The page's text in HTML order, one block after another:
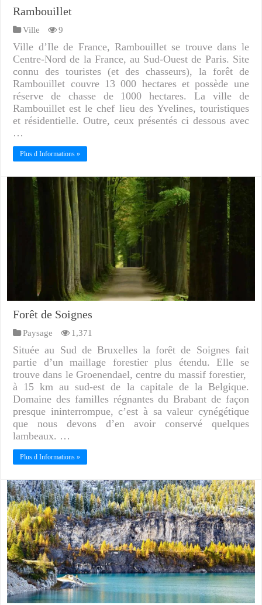
Rambouillet
Ville 9
Ville d’Ile de France, Rambouillet se trouve dans le
Centre-Nord de la France, au Sud-Ouest de Paris. Site
connu des touristes (et des chasseurs), la forêt de
Rambouillet couvre 13 000 hectares et possède une
réserve de chasse de 1000 hectares. La ville de
Rambouillet est le chef lieu des Yvelines, touristiques
et résidentielle. Outre, ceux présentés ci dessous avec
…
Plus d Informations »
Forêt de Soignes
Paysage 1,371
Située au Sud de Bruxelles la forêt de Soignes fait
partie d’un maillage forestier plus étendu. Elle se
trouve dans le Groenendael, centre du massif forestier,
à 15 km au sud-est de la capitale de la Belgique.
Domaine des familles régnantes du Brabant de façon
presque ininterrompue, c’est à sa valeur cynégétique
que nous devons d’en avoir conservé quelques
lambeaux. …
Plus d Informations »